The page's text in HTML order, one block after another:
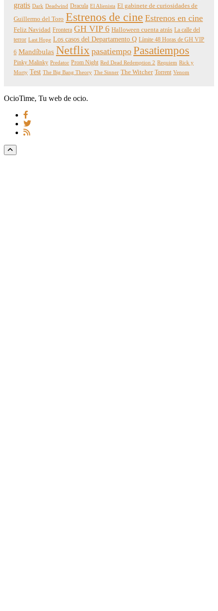
gratis Dark Deadwind Dracula El Alienista El gabinete de curiosidades de
Guillermo del Toro Estrenos de cine Estrenos en cine
Feliz Navidad Frontera GH VIP 6 Halloween cuenta atrás La calle del
terror Last Hope Los casos del Departamento Q Límite 48 Horas de GH VIP
6 Mandíbulas Netflix pasatiempo Pasatiempos
Pinky Malinky Predator Prom Night Red Dead Redemption 2 Requiem Rick y
Morty Test The Big Bang Theory The Sinner The Witcher Torrent Venom
OcioTime, Tu web de ocio.